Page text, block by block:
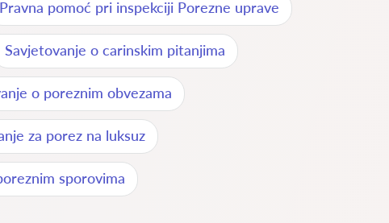
Pravna pomoć pri inspekciji Porezne uprave
Savjetovanje o carinskim pitanjima
o poreznim obvezama
za porez na luksuz
sporovima